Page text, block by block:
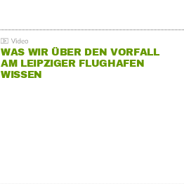
WAS WIR ÜBER DEN VORFALL
AM LEIPZIGER FLUGHAFEN
WISSEN